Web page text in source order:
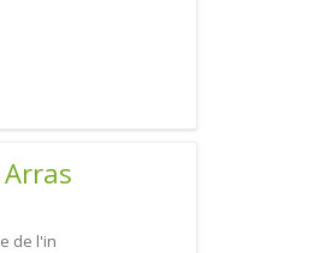
de l'in